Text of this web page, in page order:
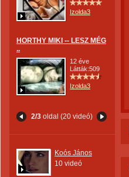
Izolda3
HORTHY MIKI -- LESZ MÉG
..
12 éve
Látták:509
Izolda3
2/3 oldal (20 videó)
Koós János
10 videó